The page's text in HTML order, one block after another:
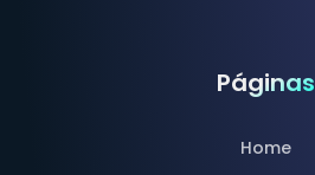
Páginas
Home